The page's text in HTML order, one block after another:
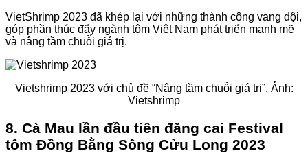
VietShrimp 2023 đã khép lại với những thành công vang dội,
góp phần thúc đẩy ngành tôm Việt Nam phát triển mạnh mẽ
và nâng tầm chuỗi giá trị.
Vietshrimp 2023 với chủ đề “Nâng tầm chuỗi giá trị”. Ảnh:
Vietshrimp
8. Cà Mau lần đầu tiên đăng cai Festival
tôm Đồng Bằng Sông Cửu Long 2023